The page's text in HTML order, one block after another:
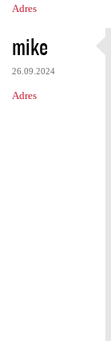
Adres
mike
26.09.2024
Adres